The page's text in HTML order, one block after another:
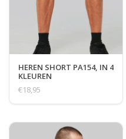
HEREN SHORT PA154, IN 4
KLEUREN
€18,95